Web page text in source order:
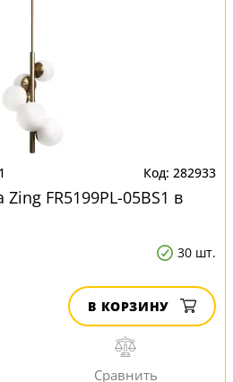
282933
FR5199PL-05BS1 в
30 шт.
В КОРЗИНУ